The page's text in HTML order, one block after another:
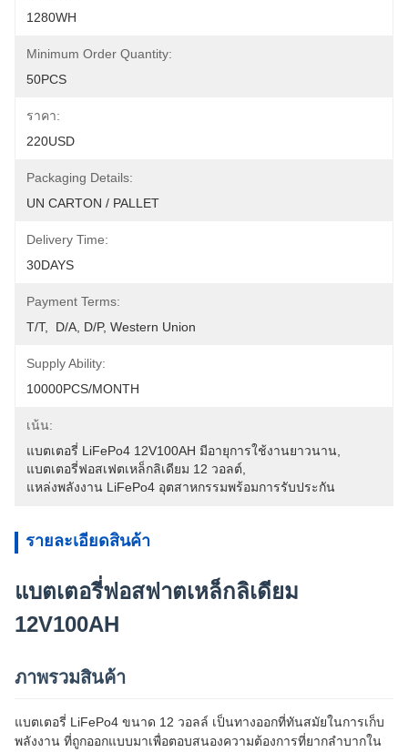
1280WH
Minimum Order Quantity:
50PCS
ราคา:
220USD
Packaging Details:
UN CARTON / PALLET
Delivery Time:
30DAYS
Payment Terms:
T/T,  D/A, D/P, Western Union
Supply Ability:
10000PCS/MONTH
เน้น:
แบตเตอรี่ LiFePo4 12V100AH มีอายุการใช้งานยาวนาน
แบตเตอรี่ฟอสเฟตเหล็กลิเดียม 12 วอลต์
แหล่งพลังงาน LiFePo4 อุตสาหกรรมพร้อมการรับประกัน
รายละเอียดสินค้า
แบตเตอรี่ฟอสฟาตเหล็กลิเดียม
12V100AH
ภาพรวมสินค้า
แบตเตอรี่ LiFePo4 ขนาด 12 วอลล์ เป็นทางออกที่ทันสมัยในการเก็บ
พลังงาน ที่ถูกออกแบบมาเพื่อตอบสนองความต้องการที่ยากลําบากใน